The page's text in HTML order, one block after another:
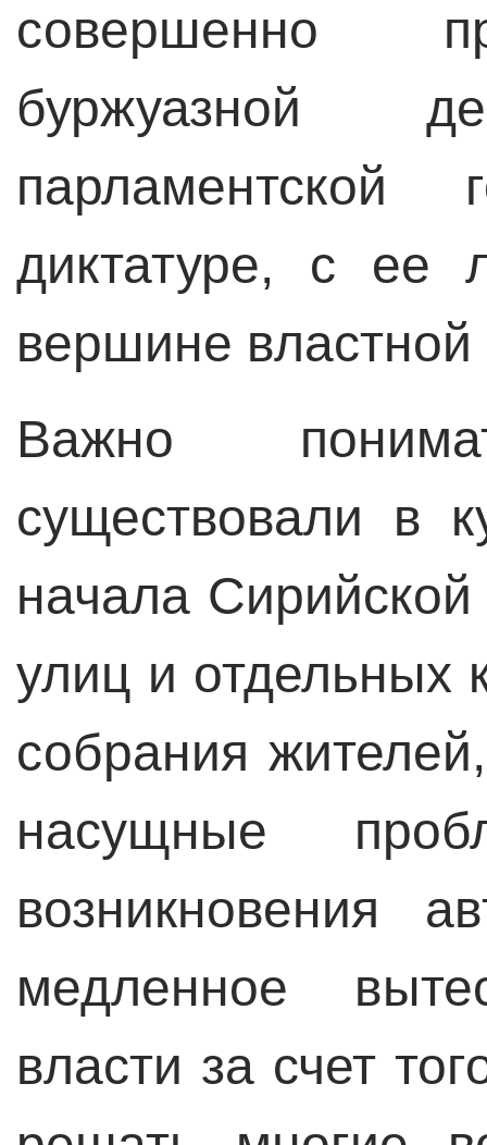
совершенно
буржуазной
диктатуре, с ее
вершине
Важно
существовали в
начала
улиц и отдельных
собрания
насущные
возникновения
медленное
власти за счет